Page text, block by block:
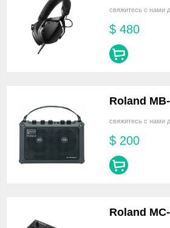
свяжитесь с нами
$ 480
Roland
свяжитесь с нами
$ 200
Roland